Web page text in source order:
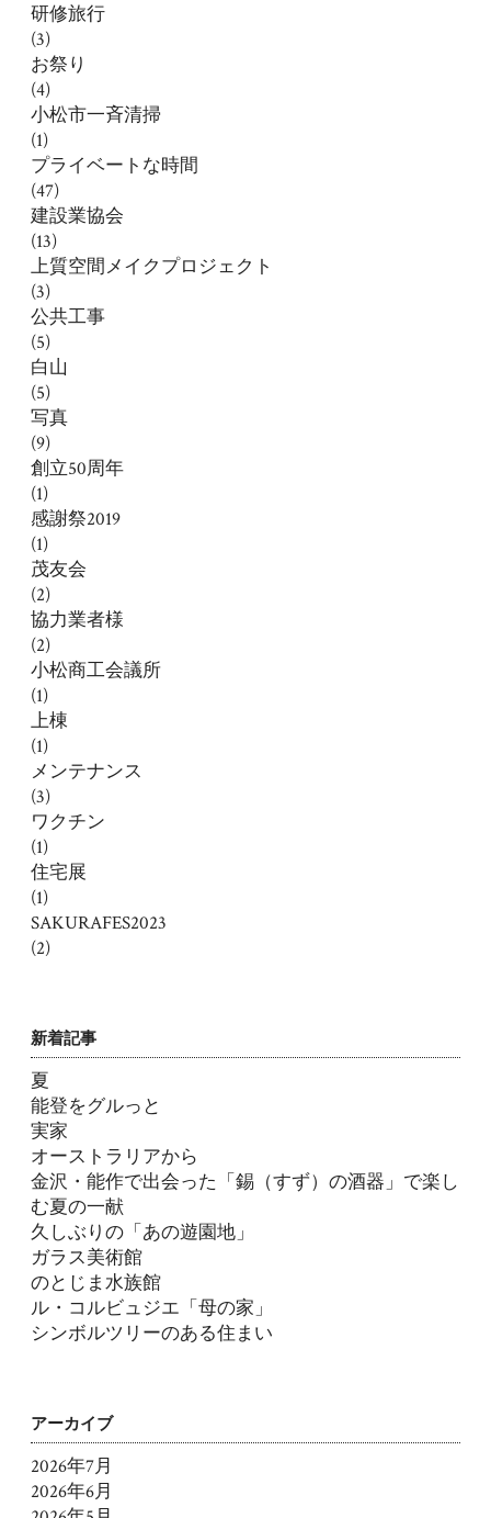
研修旅行
(3)
お祭り
(4)
小松市一斉清掃
(1)
プライベートな時間
(47)
建設業協会
(13)
上質空間メイクプロジェクト
(3)
公共工事
(5)
白山
(5)
写真
(9)
創立50周年
(1)
感謝祭2019
(1)
茂友会
(2)
協力業者様
(2)
小松商工会議所
(1)
上棟
(1)
メンテナンス
(3)
ワクチン
(1)
住宅展
(1)
SAKURAFES2023
(2)
新着記事
夏
能登をグルっと
実家
オーストラリアから
金沢・能作で出会った「錫（すず）の酒器」で楽し
む夏の一献
久しぶりの「あの遊園地」
ガラス美術館
のとじま水族館
ル・コルビュジエ「母の家」
シンボルツリーのある住まい
アーカイブ
2026年7月
2026年6月